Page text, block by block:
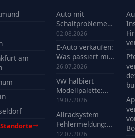
am
Auto mit
Schaltproblemen
verkaufen -
Verkauf?
02.08.2026
E-Auto verkaufen:
Was passiert mit
der Batterie?
26.07.2026
VW halbiert
Modellpalette:
Welche Modelle
19.07.2026
Allradsystem
Fehlermeldung:
Ursachen, Kosten
12.07.2026